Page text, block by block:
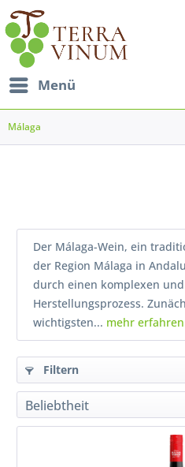
Menü
Málaga
Der Málaga-Wein, ein
der Region Málaga in
durch einen komplexen
Herstellungsprozess.
wichtigsten... mehr
Filtern